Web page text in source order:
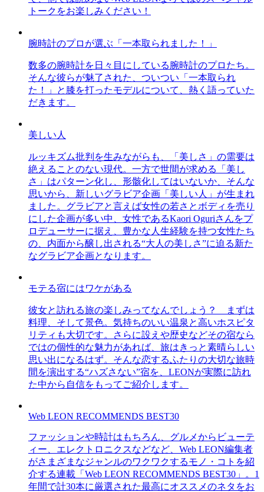
トークをお楽しみください！
腕時計のプロが選ぶ「一本取られました！」
数多の腕時計を日々目にしている腕時計のプロたち。
そんな彼らが魅了された、ついつい「一本取られ
た！」と膝を打ったモデルについて、熱く語っていた
だきます。
美しい人
ルッキズム批判を生みながらも、「美しさ」の需要は
絶えることのない現代。一方で世間が求める「美し
さ」はパターン化し、形骸化してはいないか、そんな
思いから、新しいグラビア企画「美しい人」が生まれ
ました。グラビアと言えば女性の若さとボディを売り
にした企画が多い中、女性であるKaori Oguriさんをプ
ロデューサーに据え、豊かな人生経験を持つ女性たち
の、内面から醸し出される“大人の美しさ”に迫る新た
なグラビア企画となります。
モテる宿にはワケがある
彼女と訪れる旅の楽しみってなんでしょう？ まずは
料理、そして景色。気持ちのいい温泉と高いホスピタ
リティも大切です。さらに設えや歴史などその宿なら
ではの個性的な魅力があれば、旅はきっと素晴らしい
思い出になるはず。そんな恋するふたりの大切な旅時
間を演出する“ハズさない”宿を、LEONが実際に訪れ
た中から自信をもってご紹介します。
Web LEON RECOMMENDS BEST30
ファッションや時計はもちろん、グルメからビューテ
ィー、エレクトロニクスなどなど、Web LEON編集者
がさまざまなジャンルのワクワクするモノ・コトを紹
介する連載「Web LEON RECOMMENDS BEST30」。1
年間で計30本に厳選された最高にオススメのネタをお